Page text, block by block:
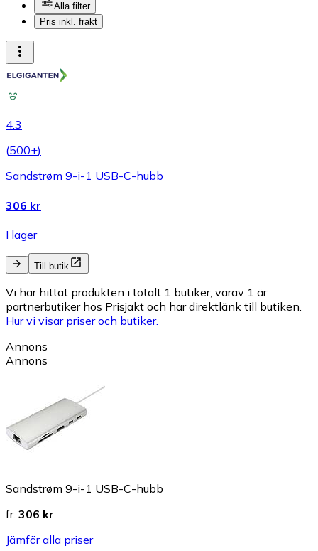
Alla filter
Pris inkl. frakt
4.3
(500+)
Sandstrøm 9-i-1 USB-C-hubb
306 kr
I lager
Till butik
Vi har hittat produkten i totalt 1 butiker, varav 1 är
partnerbutiker hos Prisjakt och har direktlänk till butiken.
Hur vi visar priser och butiker.
Annons
Annons
Sandstrøm 9-i-1 USB-C-hubb
fr. 306 kr
Jämför alla priser